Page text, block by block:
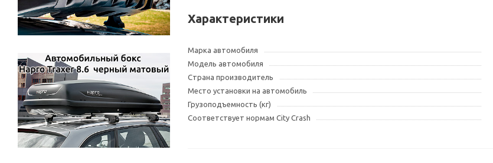
Характеристики
Марка автомобиля
Модель автомобиля
Страна производитель
Место установки на автомобиль
Грузоподъемность (кг)
Соответствует нормам City Crash